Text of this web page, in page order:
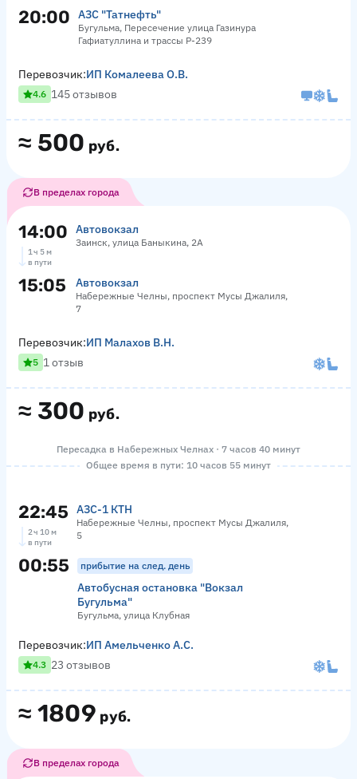
20:00 АЗС "Татнефть"
Бугульма, Пересечение улица Газинура
Гафиатуллина и трассы Р-239
≈ 500 руб.
Перевозчик:ИП Комалеева О.В.
4.6 145 отзывов
В пределах города
14:00 Автовокзал
Заинск, улица Баныкина, 2А
1 ч 5 м
в пути
15:05 Автовокзал
Набережные Челны, проспект Мусы Джалиля,
7
≈ 300 руб.
Перевозчик:ИП Малахов В.Н.
5 1 отзыв
Пересадка в Набережных Челнах · 7 часов 40 минут
Общее время в пути: 10 часов 55 минут
22:45 АЗС-1 КТН
Набережные Челны, проспект Мусы Джалиля,
5
2 ч 10 м
в пути
00:55 прибытие на след. день
Автобусная остановка "Вокзал
Бугульма"
Бугульма, улица Клубная
≈ 1809 руб.
Перевозчик:ИП Амельченко А.С.
4.3 23 отзывов
В пределах города